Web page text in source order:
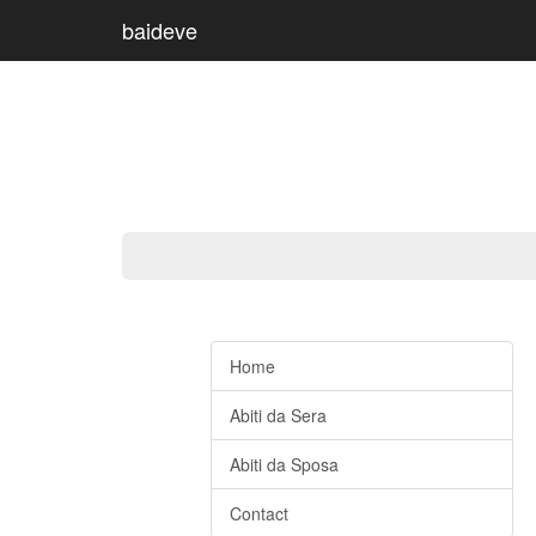
baideve
Home
Abiti da Sera
Abiti da Sposa
Contact